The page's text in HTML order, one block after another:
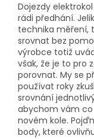
Dojezdy
rádi předhání.
technika měření,
srovnat bez
výrobce totiž
však, že je to pro
porovnat. My se
používat roky
srovnání
abychom vám
novém kole.
body, které